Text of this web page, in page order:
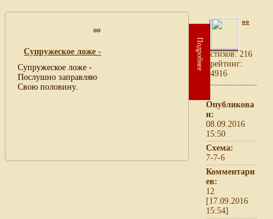
oo
Супружеское ложе -
Супружеское ложе -
Послушно заправляю
Свою половину.
Подробнее
oo
cтихов: 216
рейтинг:
4916
Опубликова
н:
08.09.2016
15:50
Схема:
7-7-6
Комментари
ев:
12
[17.09.2016
15:54]